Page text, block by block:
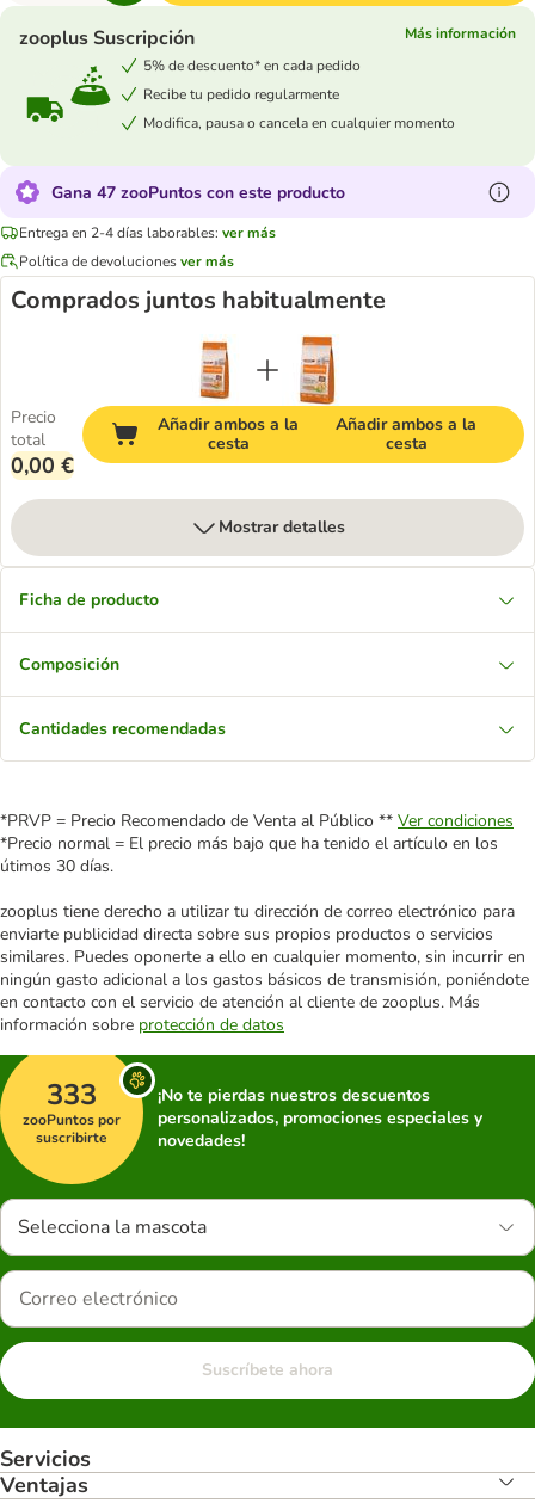
zooplus Suscripción
Más información
5% de descuento* en cada pedido
Recibe tu pedido regularmente
Modifica, pausa o cancela en cualquier momento
Gana 47 zooPuntos con este producto
Entrega en 2-4 días laborables: ver más
Política de devolucionesver más
Comprados juntos habitualmente
Precio
total
0,00 €
Añadir ambos a la
cesta
Añadir ambos a la
cesta
Mostrar detalles
Ficha de producto
Composición
Cantidades recomendadas
*PRVP = Precio Recomendado de Venta al Público ** Ver condiciones
*Precio normal = El precio más bajo que ha tenido el artículo en los
útimos 30 días.
zooplus tiene derecho a utilizar tu dirección de correo electrónico para
enviarte publicidad directa sobre sus propios productos o servicios
similares. Puedes oponerte a ello en cualquier momento, sin incurrir en
ningún gasto adicional a los gastos básicos de transmisión, poniéndote
en contacto con el servicio de atención al cliente de zooplus. Más
información sobre protección de datos
333
zooPuntos por
suscribirte
¡No te pierdas nuestros descuentos
personalizados, promociones especiales y
novedades!
Selecciona la mascota
Suscríbete ahora
Servicios
Ventajas